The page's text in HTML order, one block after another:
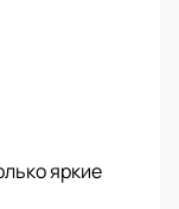
матч между
победу.
яркие